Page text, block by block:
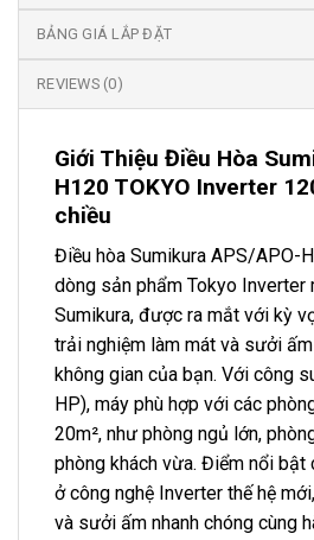
BẢNG GIÁ LẮP ĐẶT
REVIEWS (0)
Giới Thiệu Điều Hòa
H120 TOKYO Inverter
chiều
Điều hòa Sumikura APS/APO-
dòng sản phẩm Tokyo Inverter
Sumikura, được ra mắt với kỳ
trải nghiệm làm mát và sưởi
không gian của bạn. Với công
HP), máy phù hợp với các
20m², như phòng ngủ lớn,
phòng khách vừa. Điểm nổi bật
ở công nghệ Inverter thế hệ
và sưởi ấm nhanh chóng cùng